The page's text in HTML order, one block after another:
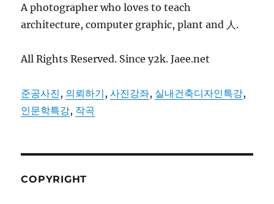
A photographer who loves to teach
architecture, computer graphic, plant and 人.
All Rights Reserved. Since y2k. Jaee.net
준공사진 , 의뢰하기 ,사진강좌, 실내건축디자인특강,
인문학특강, 작곡
COPYRIGHT